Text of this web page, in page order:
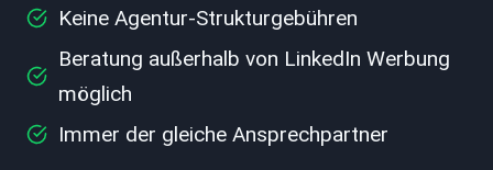
Keine Agentur-Strukturgebühren
Beratung außerhalb von LinkedIn Werbung
möglich
Immer der gleiche Ansprechpartner